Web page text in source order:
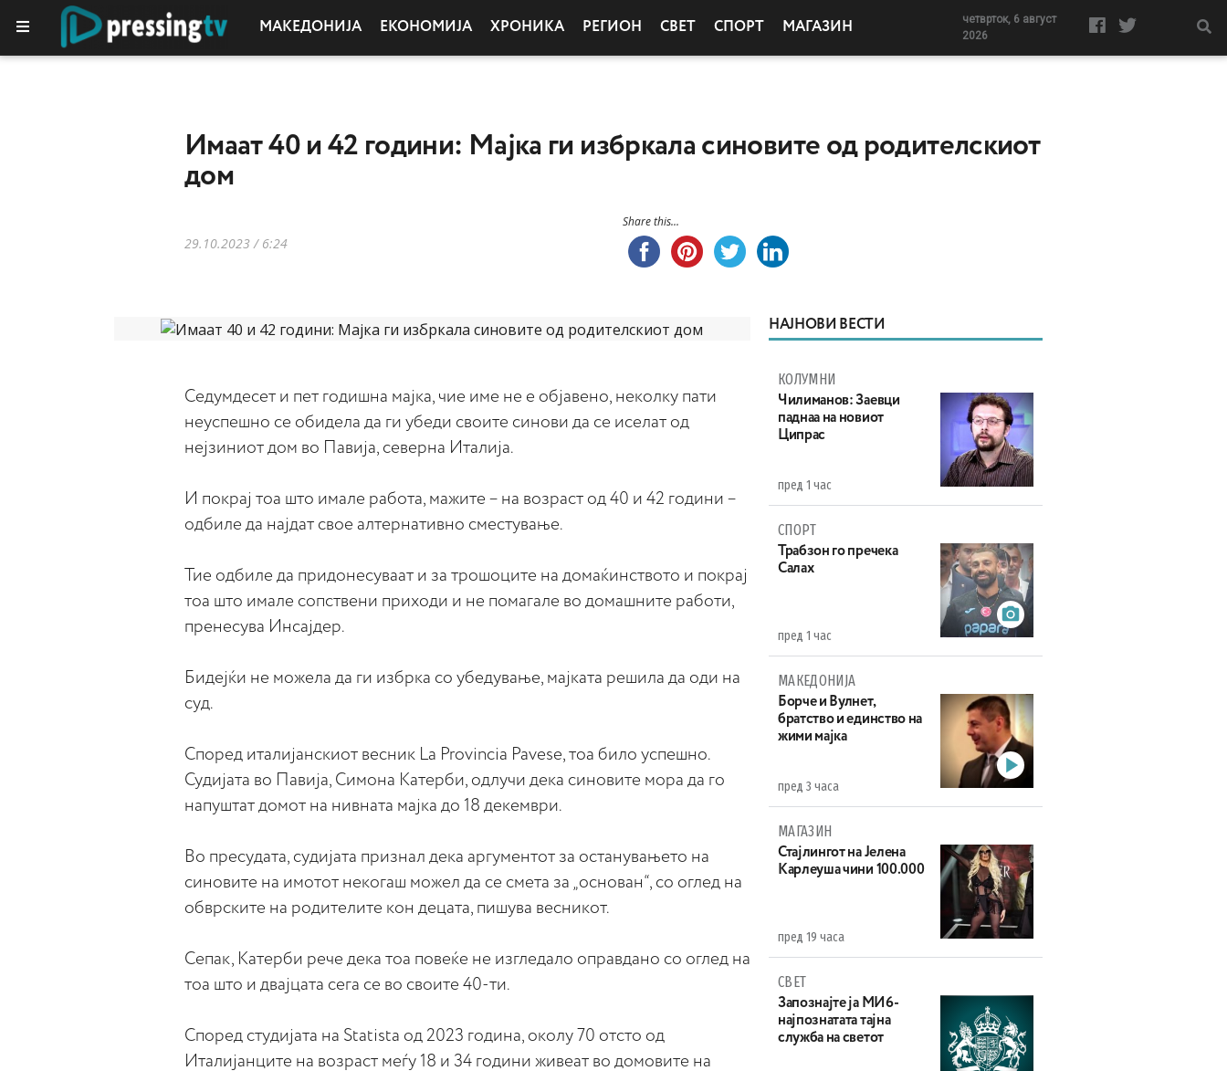
МАКЕДОНИЈА ЕКОНОМИЈА ХРОНИКА РЕГИОН СВЕТ СПОРТ МАГАЗИН
четврток, 6 август
2026
Имаат 40 и 42 години: Мајка ги избркала синовите од родителскиот
дом
29.10.2023 / 6:24
Share this...
Седумдесет и пет годишна мајка, чие име не е објавено, неколку пати
неуспешно се обидела да ги убеди своите синови да се иселат од
нејзиниот дом во Павија, северна Италија.
И покрај тоа што имале работа, мажите – на возраст од 40 и 42 години –
одбиле да најдат свое алтернативно сместување.
Тие одбиле да придонесуваат и за трошоците на домаќинството и покрај
тоа што имале сопствени приходи и не помагале во домашните работи,
пренесува Инсајдер.
Бидејќи не можела да ги избрка со убедување, мајката решила да оди на
суд.
Според италијанскиот весник La Provincia Pavese, тоа било успешно.
Судијата во Павија, Симона Катерби, одлучи дека синовите мора да го
напуштат домот на нивната мајка до 18 декември.
Во пресудата, судијата признал дека аргументот за останувањето на
синовите на имотот некогаш можел да се смета за „основан“, со оглед на
обврските на родителите кон децата, пишува весникот.
Сепак, Катерби рече дека тоа повеќе не изгледало оправдано со оглед на
тоа што и двајцата сега се во своите 40-ти.
Според студијата на Statista од 2023 година, околу 70 отсто од
Италијанците на возраст меѓу 18 и 34 години живеат во домовите на
НАЈНОВИ ВЕСТИ
КОЛУМНИ
Чилиманов: Заевци
паднаа на новиот
Ципрас
пред 1 час
СПОРТ
Трабзон го пречека
Салах
пред 1 час
МАКЕДОНИЈА
Борче и Вулнет,
братство и единство на
жими мајка
пред 3 часа
МАГАЗИН
Стајлингот на Јелена
Карлеуша чини 100.000
пред 19 часа
СВЕТ
Запознајте ја МИ6-
најпознатата тајна
служба на светот